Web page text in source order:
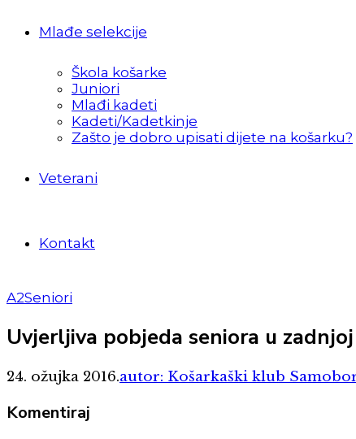
Mlađe selekcije
Škola košarke
Juniori
Mlađi kadeti
Kadeti/Kadetkinje
Zašto je dobro upisati dijete na košarku?
Veterani
Kontakt
A2Seniori
Uvjerljiva pobjeda seniora u
24. ožujka 2016.autor: Košarkaški klub
Komentiraj